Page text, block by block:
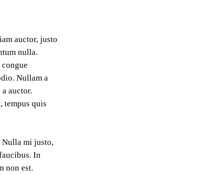
auctor, justo
nulla.
Nullam a
auctor.
tempus quis
Nulla mi justo,
In
non est.